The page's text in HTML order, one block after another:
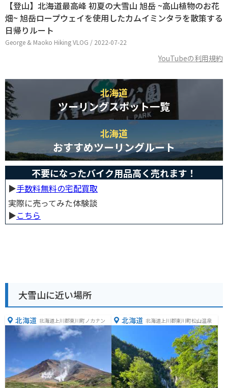
【登山】北海道最高峰 初夏の大雪山 旭岳 ~高山植物のお花
畑~ 旭岳ロープウェイを使用したカムイミンタラを散策する
日帰りルート
George & Maoko Hiking VLOG / 2022-07-22
YouTubeの利用規約
北海道
ツーリングスポット一覧
北海道
おすすめツーリングルート
不要になったバイク用品高く売れます！
▶︎手数料無料の宅配買取
実際に売ってみた体験談
▶︎こちら
大雪山に近い場所
北海道 北海道上川郡東川町ノカナン 北海道 北海道上川郡東川町松山温泉